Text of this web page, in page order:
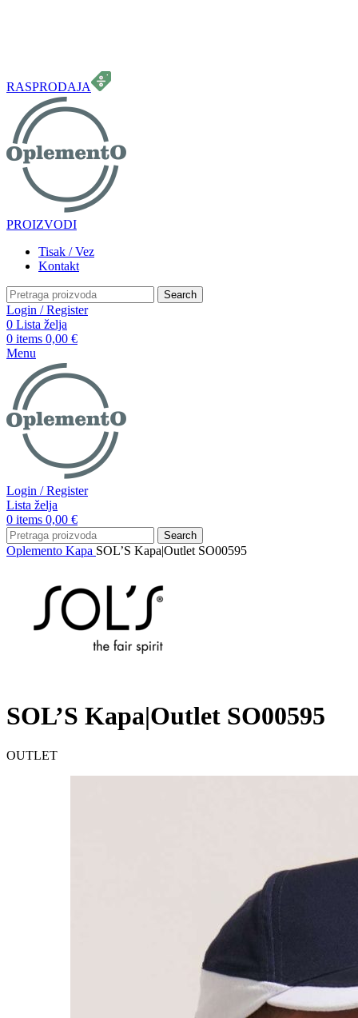
RASPRODAJA
PROIZVODI
Tisak / Vez
Kontakt
Search
Login / Register
0 Lista želja
0 items 0,00 €
Menu
Login / Register
Lista želja
0 items 0,00 €
Search
Oplemento Kapa SOL’S Kapa|Outlet SO00595
SOL’S Kapa|Outlet SO00595
OUTLET